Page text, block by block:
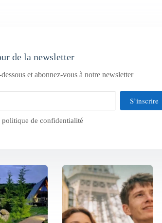
de la newsletter
et abonnez-vous à notre newsletter
S’inscrire
politique de confidentialité